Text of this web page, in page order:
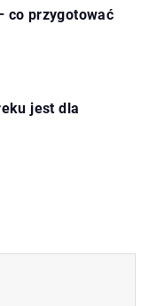
co przygotować
jest dla